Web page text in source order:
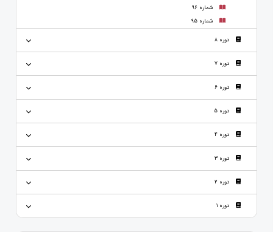
شماره 96
شماره 95
دوره 8
دوره 7
دوره 6
دوره 5
دوره 4
دوره 3
دوره 2
دوره 1